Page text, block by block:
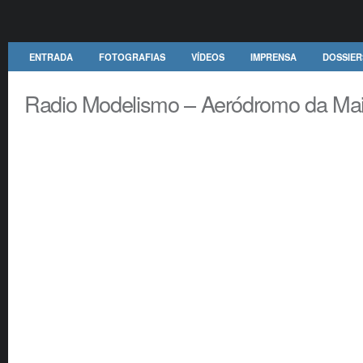
ENTRADA FOTOGRAFIAS VÍDEOS IMPRENSA
Radio Modelismo – Aeródromo da